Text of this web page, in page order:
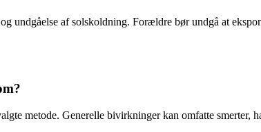
undgåelse af solskoldning. Forældre bør undgå at
metode. Generelle bivirkninger kan omfatte